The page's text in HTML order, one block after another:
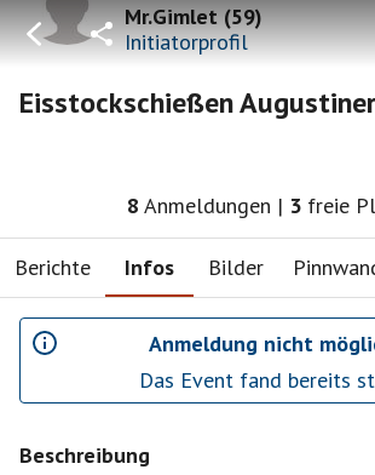
Mr.Gimlet(59)
Initiatorprofil
Eisstockschießen
8 Anmeldungen | 3 freie
Berichte Infos Bilder
Anmeldung nicht
Das Event fand bereits
Beschreibung